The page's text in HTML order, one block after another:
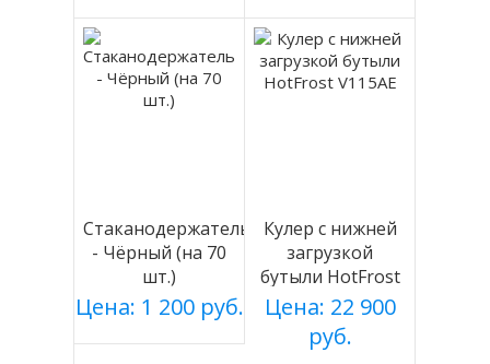
Стаканодержатель
- Чёрный (на 70
шт.)
Цена: 1 200 руб.
Кулер с нижней
загрузкой
бутыли HotFrost
V115AE
Цена: 22 900
руб.